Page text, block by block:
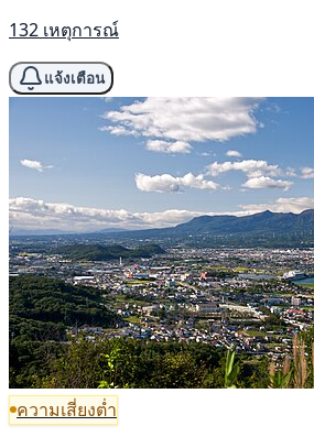
132 เหตุการณ์
แจ้งเตือน
ความเสี่ยงต่ำ